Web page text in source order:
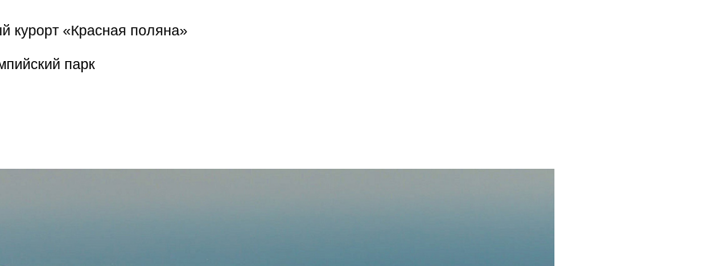
курорт «Красная поляна»
парк